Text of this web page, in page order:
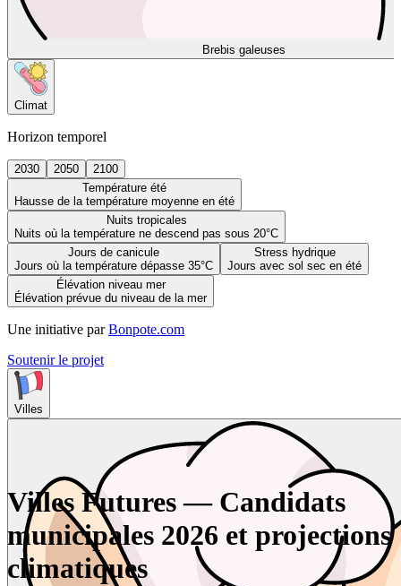
Brebis galeuses
Climat
Horizon temporel
2030 2050
2100
Température été
Hausse de la température moyenne en été
Nuits tropicales
Nuits où la température ne descend pas sous 20°C
Jours de canicule
Jours où la température dépasse 35°C
Stress hydrique
Jours avec sol sec en été
Élévation niveau mer
Élévation prévue du niveau de la mer
Une initiative par Bonpote.com
Soutenir le projet
Villes
Villes Futures — Candidats
municipales 2026 et projections
climatiques